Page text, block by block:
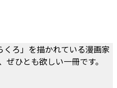
ろ」を描かれている漫画家
ひとも欲しい一冊です。